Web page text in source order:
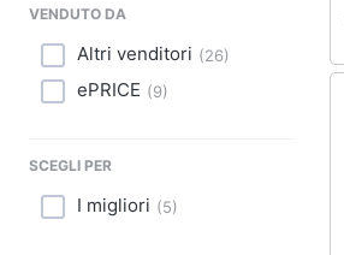
Abbigliamento
Animali
VENDUTO DA
Altri venditori (26)
ePRICE (9)
SCEGLI PER
I migliori (5)